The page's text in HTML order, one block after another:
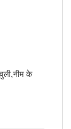
के